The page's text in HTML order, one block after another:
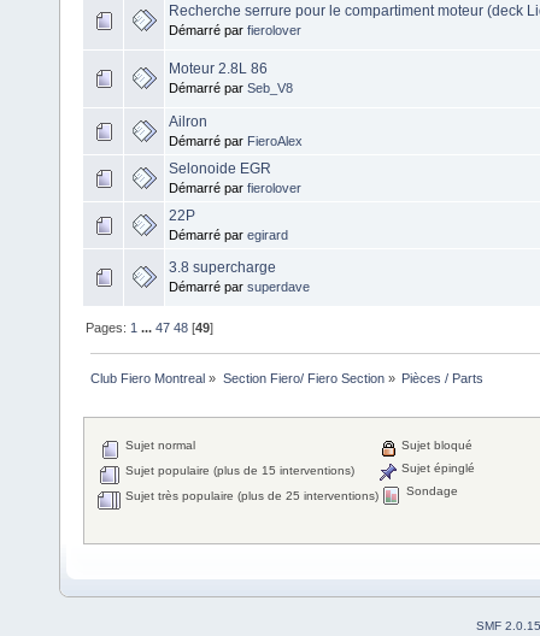
Recherche serrure pour le compartiment moteur (deck
Démarré par fierolover
Moteur 2.8L 86
Démarré par Seb_V8
Ailron
Démarré par FieroAlex
Selonoide EGR
Démarré par fierolover
22P
Démarré par egirard
3.8 supercharge
Démarré par superdave
Pages: 1 ...47 48 [49]
Club Fiero Montreal » Section Fiero/ Fiero Section» Pièces / Parts
Sujet normal
Sujet populaire (plus de 15 interventions)
Sujet très populaire (plus de 25 interventions)
Sujet bloqué
Sujet épinglé
Sondage
SMF 2.0.15